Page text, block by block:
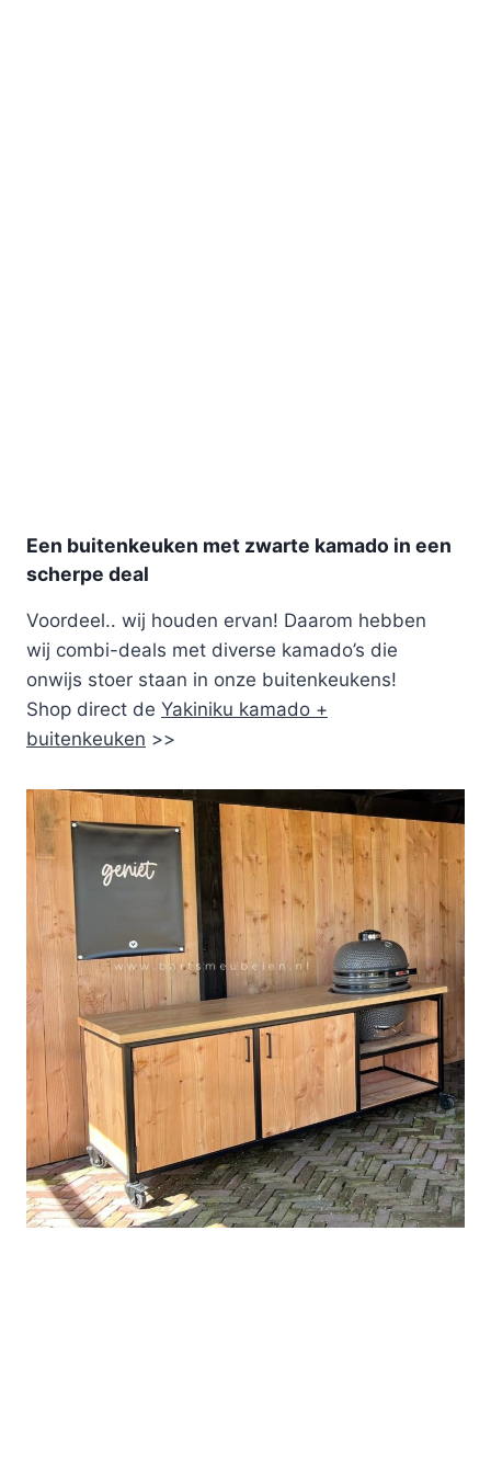
Een buitenkeuken met zwarte kamado in een
scherpe deal
Voordeel.. wij houden ervan! Daarom hebben
wij combi-deals met diverse kamado’s die
onwijs stoer staan in onze buitenkeukens!
Shop direct de Yakiniku kamado +
buitenkeuken >>